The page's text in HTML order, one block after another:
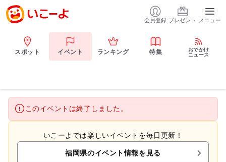
会員登録 プレゼント メニュー
スポット イベント ランキング 特集
おでかけ
ニュース
このイベントは終了しました。
いこーよでは楽しいイベントを毎日更新！
福岡県のイベント情報を見る